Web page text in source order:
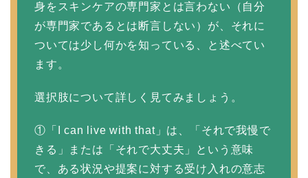
身をスキンケアの専門家とは言わない（自分
が専門家であるとは断言しない）が、それに
ついては少し何かを知っている、と述べてい
ます。
選択肢について詳しく見てみましょう。
①「I can live with that」は、「それで我慢で
きる」または「それで大丈夫」という意味
で、ある状況や提案に対する受け入れの意志